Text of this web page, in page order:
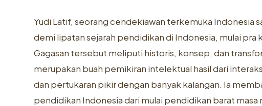
Yudi Latif, seorang cendekiawan terkemuka Indonesia
demi lipatan sejarah pendidikan di Indonesia, mulai
Gagasan tersebut meliputi historis, konsep, dan
merupakan buah pemikiran intelektual hasil dari
dan pertukaran pikir dengan banyak kalangan. Ia
pendidikan Indonesia dari mulai pendidikan barat